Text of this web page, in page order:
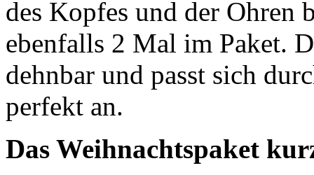
des Kopfes und der Ohren
ebenfalls 2 Mal im Paket.
dehnbar und passt sich
perfekt an.
Das Weihnachtspaket